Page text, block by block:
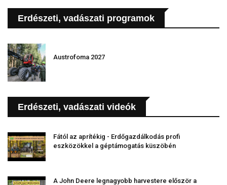
Erdészeti, vadászati programok
Austrofoma 2027
Erdészeti, vadászati videók
Fától az aprítékig - Erdőgazdálkodás profi
eszközökkel a géptámogatás küszöbén
A John Deere legnagyobb harvestere először a